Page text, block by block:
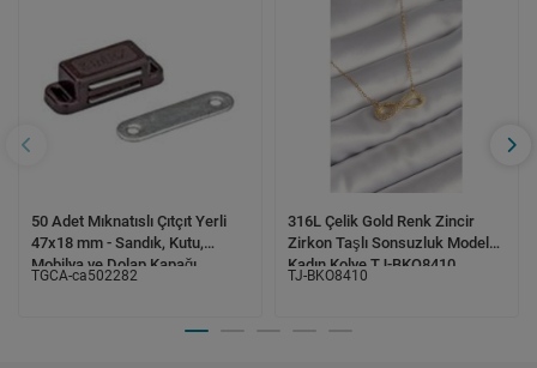
50 Adet Mıknatıslı Çıtçıt Yerli
47x18 mm - Sandık, Kutu,
Mobilya ve Dolap Kapağı
Manyetik Tutucu
TGCA-ca502282
316L Çelik Gold Renk Zincir
Zirkon Taşlı Sonsuzluk Model
Kadın Kolye TJ-BKO8410
TJ-BKO8410